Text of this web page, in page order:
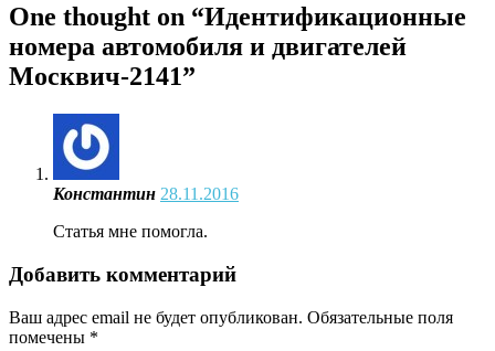
One thought on “Идентификационные
номера автомобиля и двигателей
Москвич-2141”
Константин 28.11.2016
Статья мне помогла.
Добавить комментарий
Ваш адрес email не будет опубликован. Обязательные поля
помечены *